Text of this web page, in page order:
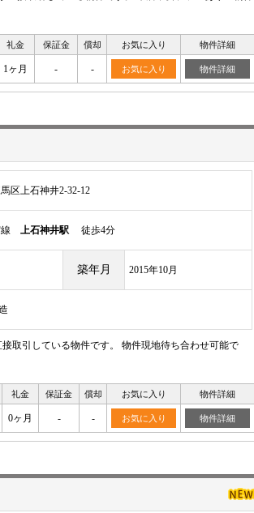
礼金 保証金 償却 お気に入り 物件詳細
1ヶ月 - - お気に入り 物件詳細
区上石神井2-32-12
線 上石神井駅 徒歩4分
築年月 2015年10月
取引している物件です。 物件現地待ち合わせ可能で
礼金 保証金 償却 お気に入り 物件詳細
0ヶ月 - - お気に入り 物件詳細